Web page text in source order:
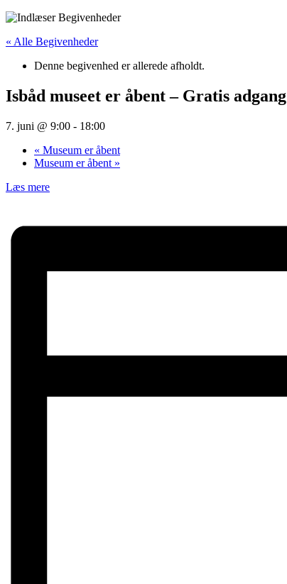
« Alle Begivenheder
Denne begivenhed er allerede afholdt.
Isbåd museet er åbent – Gratis adgang
7. juni @ 9:00 - 18:00
« Museum er åbent
Museum er åbent »
Læs mere